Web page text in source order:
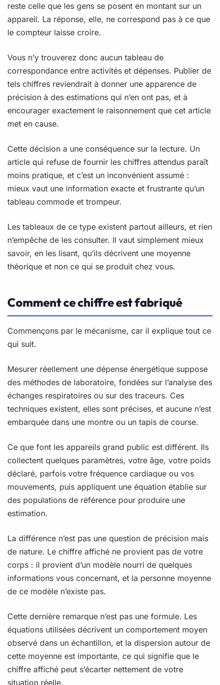
reste celle que les gens se posent en montant sur un
appareil. La réponse, elle, ne correspond pas à ce que
le compteur laisse croire.
Vous n’y trouverez donc aucun tableau de
correspondance entre activités et dépenses. Publier de
tels chiffres reviendrait à donner une apparence de
précision à des estimations qui n’en ont pas, et à
encourager exactement le raisonnement que cet article
met en cause.
Cette décision a une conséquence sur la lecture. Un
article qui refuse de fournir les chiffres attendus paraît
moins pratique, et c’est un inconvénient assumé :
mieux vaut une information exacte et frustrante qu’un
tableau commode et trompeur.
Les tableaux de ce type existent partout ailleurs, et rien
n’empêche de les consulter. Il vaut simplement mieux
savoir, en les lisant, qu’ils décrivent une moyenne
théorique et non ce qui se produit chez vous.
Comment ce chiffre est fabriqué
Commençons par le mécanisme, car il explique tout ce
qui suit.
Mesurer réellement une dépense énergétique suppose
des méthodes de laboratoire, fondées sur l’analyse des
échanges respiratoires ou sur des traceurs. Ces
techniques existent, elles sont précises, et aucune n’est
embarquée dans une montre ou un tapis de course.
Ce que font les appareils grand public est différent. Ils
collectent quelques paramètres, votre âge, votre poids
déclaré, parfois votre fréquence cardiaque ou vos
mouvements, puis appliquent une équation établie sur
des populations de référence pour produire une
estimation.
La différence n’est pas une question de précision mais
de nature. Le chiffre affiché ne provient pas de votre
corps : il provient d’un modèle nourri de quelques
informations vous concernant, et la personne moyenne
de ce modèle n’existe pas.
Cette dernière remarque n’est pas une formule. Les
équations utilisées décrivent un comportement moyen
observé dans un échantillon, et la dispersion autour de
cette moyenne est importante, ce qui signifie que le
chiffre affiché peut s’écarter nettement de votre
situation réelle.